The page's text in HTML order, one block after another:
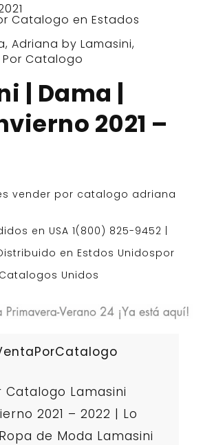
Catalogo en Estados
, Adriana by Lamasini,
Catalogo
| Dama |
2021 –
en USA 1(800) 825-9452 |
en Estdos Unidospor
Catalogos Unidos
Lamasini
2021 – 2022 | Lo
de Moda Lamasini